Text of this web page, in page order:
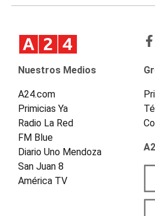
Nuestros Medios
A24.com
Primicias Ya
Radio La Red
FM Blue
Diario Uno Mendoza
San Juan 8
América TV